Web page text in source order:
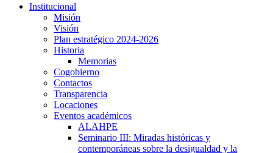
Institucional
Misión
Visión
Plan estratégico 2024-2026
Historia
Memorias
Cogobierno
Contactos
Transparencia
Locaciones
Eventos académicos
ALAHPE
Seminario III: Miradas históricas y
contemporáneas sobre la desigualdad y la